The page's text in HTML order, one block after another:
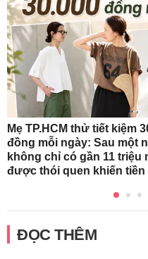
Mẹ TP.HCM thử tiết kiệm
đồng mỗi ngày: Sau một
không chỉ có gần 11 triệu
được thói quen khiến tiền
ĐỌC THÊM